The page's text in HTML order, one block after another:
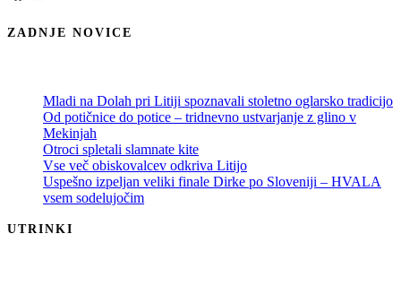
ZADNJE NOVICE
Mladi na Dolah pri Litiji spoznavali stoletno oglarsko tradicijo
Od potičnice do potice – tridnevno ustvarjanje z glino v
Mekinjah
Otroci spletali slamnate kite
Vse več obiskovalcev odkriva Litijo
Uspešno izpeljan veliki finale Dirke po Sloveniji – HVALA
vsem sodelujočim
UTRINKI